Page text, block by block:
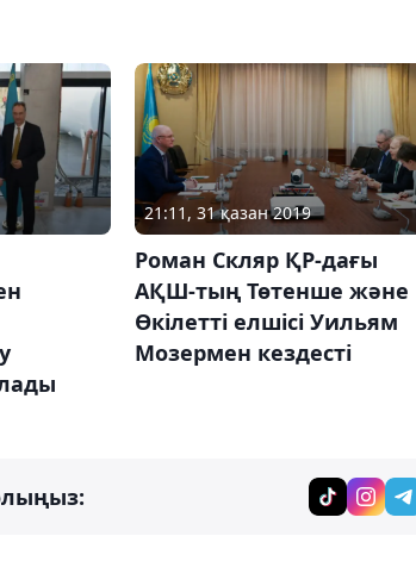
21:11, 31 қазан 2019
Роман Скляр ҚР-дағы
АҚШ-тың Төтенше және
Өкілетті елшісі Уильям
Мозермен кездесті